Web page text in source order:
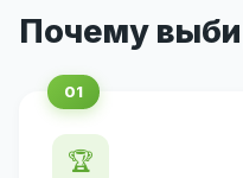
Почему
🏆